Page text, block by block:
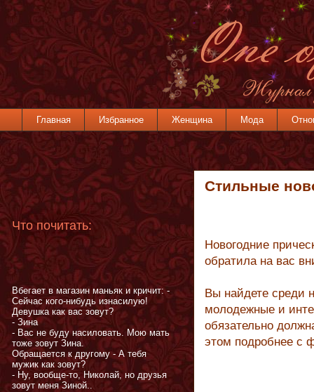
Главная Избранное Женщина Мода
Cтильные
Новогодние
обратила на вас
Вы найдете среди
молодежные и
обязательно
этом подробнее с
Что почитать:
Вбегает в магазин маньяк и кричит: -
Сейчас кого-нибудь изнасилую!
Девушка как вас зовут?
- Зина
- Вас не буду насиловать. Мою мать
тоже зовут Зина.
Обращается к другому - А тебя
мужик как зовут?
- Ну, вообще-то, Николай, но друзья
зовут меня Зиной..